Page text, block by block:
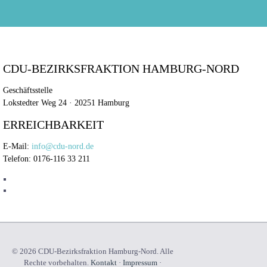
CDU-BEZIRKSFRAKTION HAMBURG-NORD
Geschäftsstelle
Lokstedter Weg 24 · 20251 Hamburg
ERREICHBARKEIT
E-Mail: info@cdu-nord.de
Telefon: 0176-116 33 211
© 2026 CDU-Bezirksfraktion Hamburg-Nord. Alle
Rechte vorbehalten. Kontakt· Impressum·